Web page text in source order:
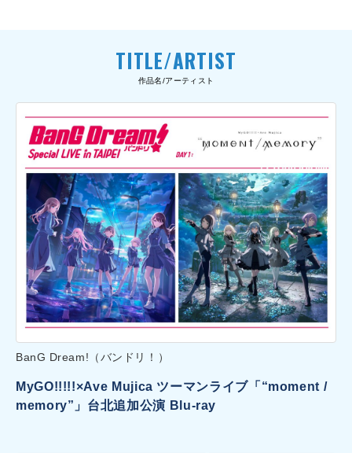
TITLE/ARTIST
作品名/アーティスト
BanG Dream!（バンドリ！）
MyGO!!!!!×Ave Mujica ツーマンライブ「“moment /
memory”」台北追加公演 Blu-ray